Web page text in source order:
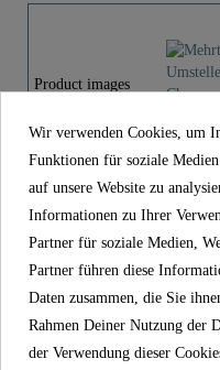
Farbe
Gewicht
Länge
Product images
Preis
15,99 €
inkl.
Artikel-Nr 01654
Material UBA
Wir verwenden Cookies, um
Funktionen für soziale
auf unsere Website zu
Informationen zu Ihrer
Partner für soziale Medien,
Partner führen diese
Daten zusammen, die Sie
Rahmen Deiner Nutzung der
der Verwendung dieser